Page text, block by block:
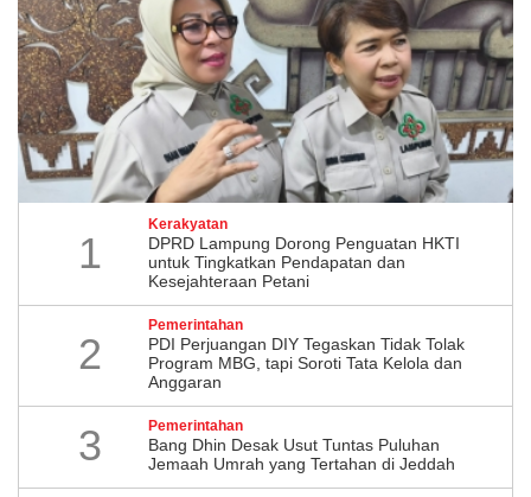
1
Kerakyatan
DPRD Lampung Dorong Penguatan HKTI
untuk Tingkatkan Pendapatan dan
Kesejahteraan Petani
2
Pemerintahan
PDI Perjuangan DIY Tegaskan Tidak Tolak
Program MBG, tapi Soroti Tata Kelola dan
Anggaran
3 Pemerintahan
Bang Dhin Desak Usut Tuntas Puluhan
Jemaah Umrah yang Tertahan di Jeddah